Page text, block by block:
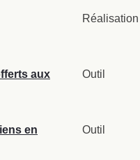
Réalisation
aux
Outil
en
Outil